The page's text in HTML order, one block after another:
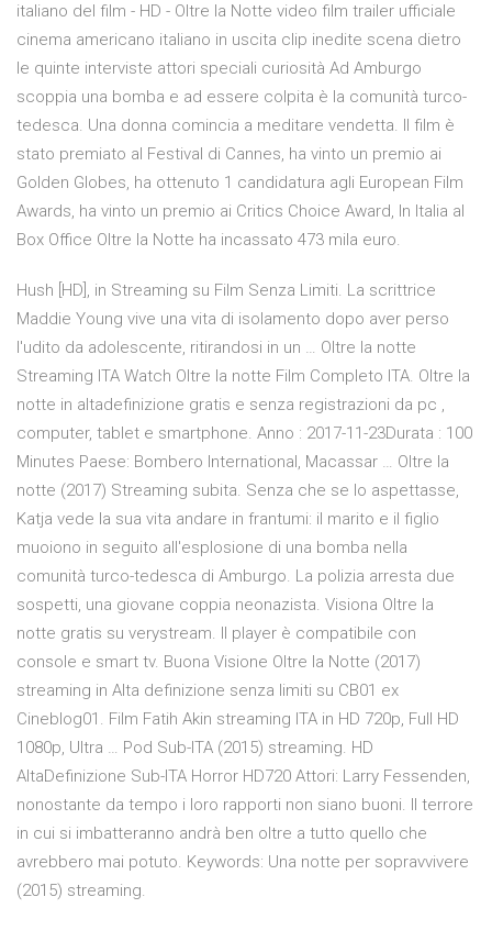
italiano del film - HD - Oltre la Notte video film trailer ufficiale
cinema americano italiano in uscita clip inedite scena dietro
le quinte interviste attori speciali curiosità Ad Amburgo
scoppia una bomba e ad essere colpita è la comunità turco-
tedesca. Una donna comincia a meditare vendetta. Il film è
stato premiato al Festival di Cannes, ha vinto un premio ai
Golden Globes, ha ottenuto 1 candidatura agli European Film
Awards, ha vinto un premio ai Critics Choice Award, In Italia al
Box Office Oltre la Notte ha incassato 473 mila euro.
Hush [HD], in Streaming su Film Senza Limiti. La scrittrice
Maddie Young vive una vita di isolamento dopo aver perso
l'udito da adolescente, ritirandosi in un … Oltre la notte
Streaming ITA Watch Oltre la notte Film Completo ITA. Oltre la
notte in altadefinizione gratis e senza registrazioni da pc ,
computer, tablet e smartphone. Anno : 2017-11-23Durata : 100
Minutes Paese: Bombero International, Macassar … Oltre la
notte (2017) Streaming subita. Senza che se lo aspettasse,
Katja vede la sua vita andare in frantumi: il marito e il figlio
muoiono in seguito all'esplosione di una bomba nella
comunità turco-tedesca di Amburgo. La polizia arresta due
sospetti, una giovane coppia neonazista. Visiona Oltre la
notte gratis su verystream. Il player è compatibile con
console e smart tv. Buona Visione Oltre la Notte (2017)
streaming in Alta definizione senza limiti su CB01 ex
Cineblog01. Film Fatih Akin streaming ITA in HD 720p, Full HD
1080p, Ultra … Pod Sub-ITA (2015) streaming. HD
AltaDefinizione Sub-ITA Horror HD720 Attori: Larry Fessenden,
nonostante da tempo i loro rapporti non siano buoni. Il terrore
in cui si imbatteranno andrà ben oltre a tutto quello che
avrebbero mai potuto. Keywords: Una notte per sopravvivere
(2015) streaming.